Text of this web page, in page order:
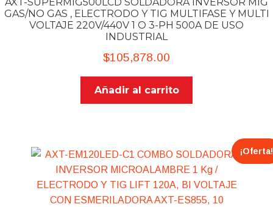
AXT-SUPERMIG500LCD SOLDADORA INVERSOR MIG
GAS/NO GAS , ELECTRODO Y TIG MULTIFASE Y MULTI
VOLTAJE 220V/440V 1 O 3-PH 500A DE USO
INDUSTRIAL
$105,878.00
Añadir al carrito
¡Oferta!